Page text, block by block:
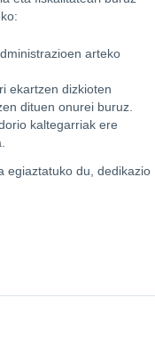
arteko
ekartzen dizkioten
dituen onurei buruz.
kaltegarriak ere
egiaztatuko du, dedikazio